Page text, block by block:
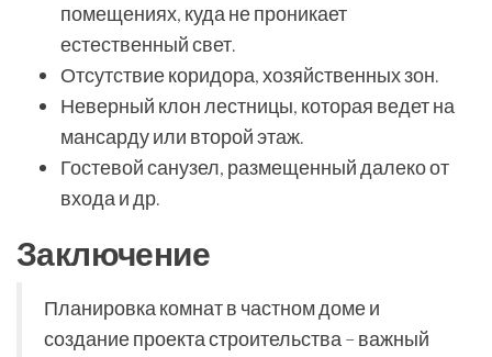
помещениях, куда не проникает
естественный свет.
Отсутствие коридора, хозяйственных зон.
Неверный клон лестницы, которая ведет на
мансарду или второй этаж.
Гостевой санузел, размещенный далеко от
входа и др.
Заключение
Планировка комнат в частном доме и
создание проекта строительства – важный